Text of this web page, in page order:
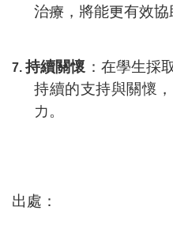
治療，將能更有效協
7.持續關懷 ：在學生採
持續的支持與關懷
力。
出處：